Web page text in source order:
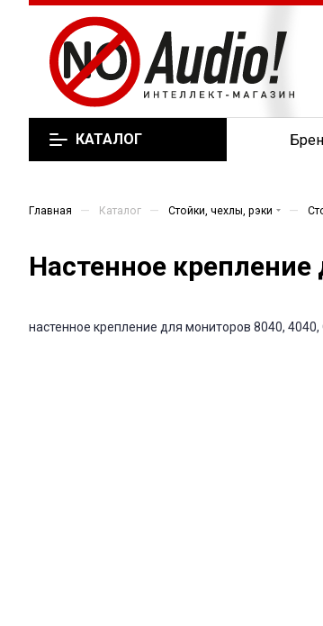
КАТАЛОГ
Главная — Каталог — Стойки, чехлы, рэки —
Настенное
настенное крепление для мониторов 8040, 4040,